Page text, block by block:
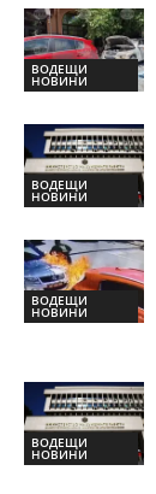
ВОДЕЩИ
НОВИНИ
ВОДЕЩИ
НОВИНИ
ВОДЕЩИ
НОВИНИ
ВОДЕЩИ
НОВИНИ